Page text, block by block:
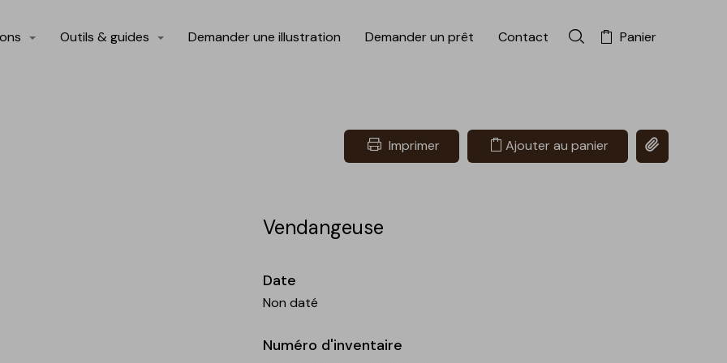
Outils & guides Demander une illustration Demander un prêt Contact Rechercher dans la
Panier
Imprimer Ajouter au panier Copier le lien
Vendangeuse
Date
Non daté
Numéro d'inventaire